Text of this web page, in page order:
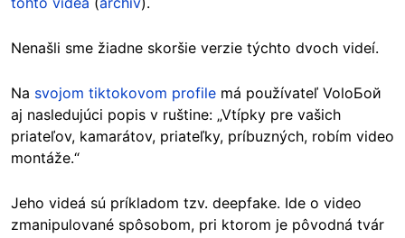
Nenašli sme žiadne skoršie verzie týchto dvoch videí.
Na svojom tiktokovom profile má používateľ VoloБой
aj nasledujúci popis v ruštine: „Vtípky pre vašich
priateľov, kamarátov, priateľky, príbuzných, robím video
montáže.“
Jeho videá sú príkladom tzv. deepfake. Ide o video
zmanipulované spôsobom, pri ktorom je pôvodná tvár